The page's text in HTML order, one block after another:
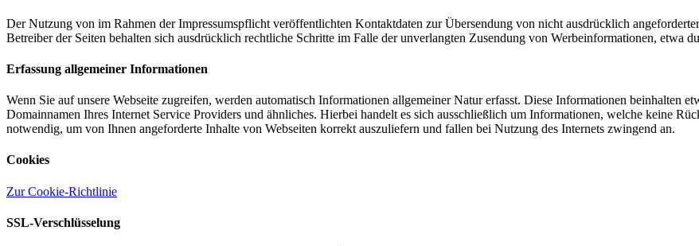
Der Nutzung von im Rahmen der Impressumspflicht veröffentlichten Kontaktdaten zur Übersendung von nicht ausdrücklich
Betreiber der Seiten behalten sich ausdrücklich rechtliche Schritte im Falle der unverlangten Zusendung von Werbeinformationen, etwa
Erfassung allgemeiner Informationen
Wenn Sie auf unsere Webseite zugreifen, werden automatisch Informationen allgemeiner Natur erfasst. Diese Informationen beinhalten
Domainnamen Ihres Internet Service Providers und ähnliches. Hierbei handelt es sich ausschließlich um Informationen, welche keine
notwendig, um von Ihnen angeforderte Inhalte von Webseiten korrekt auszuliefern und fallen bei Nutzung des Internets zwingend an.
Cookies
Zur Cookie-Richtlinie
SSL-Verschlüsselung